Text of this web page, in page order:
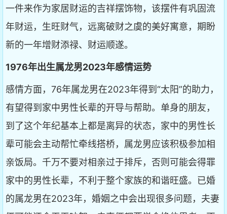
一件来作为家居财运的吉祥摆饰物，该摆件有巩固流
年财运，生旺财气，远离破财之虞的美好寓意，期盼
新的一年增财添禄、财运顺遂。
1976年出生属龙男2023年感情运势
感情方面，76年属龙男在2023年得到“太阳”的助力，
有望得到家中男性长辈的开导与帮助。单身的朋友，
到了这个年纪基本上都是离异的状态，家中的男性长
辈可能会主动帮忙牵线搭桥，属龙男应该积极参加相
亲饭局。千万不要对相亲过于排斥，否则可能会得罪
家中的男性长辈，不利于整个家族的和谐旺盛。已婚
的属龙男在2023年，婚姻之中会出现很多问题，夫妻